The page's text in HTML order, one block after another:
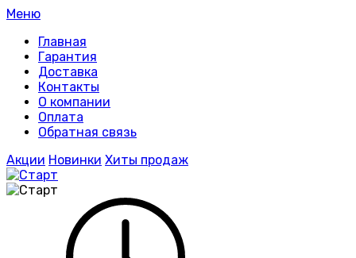
Меню
Главная
Гарантия
Доставка
Контакты
О компании
Оплата
Обратная связь
Акции Новинки Хиты продаж